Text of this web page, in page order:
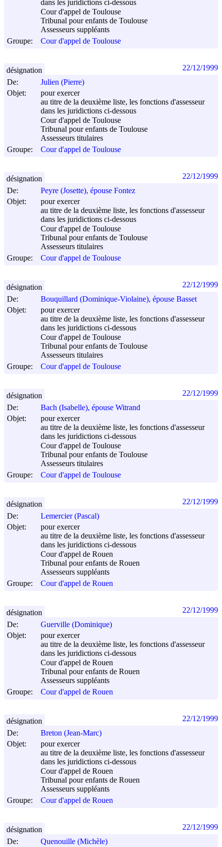
dans les juridictions ci-dessous
Cour d'appel de Toulouse
Tribunal pour enfants de Toulouse
Assesseurs suppléants
Groupe:
Cour d'appel de Toulouse
De:
Julien (Pierre)
Objet:
pour exercer
au titre de la deuxième liste, les fonctions d'assesseur
dans les juridictions ci-dessous
Cour d'appel de Toulouse
Tribunal pour enfants de Toulouse
Assesseurs titulaires
Groupe:
Cour d'appel de Toulouse
désignation 22/12/1999
De:
Peyre (Josette), épouse Fontez
Objet:
pour exercer
au titre de la deuxième liste, les fonctions d'assesseur
dans les juridictions ci-dessous
Cour d'appel de Toulouse
Tribunal pour enfants de Toulouse
Assesseurs titulaires
Groupe:
Cour d'appel de Toulouse
désignation 22/12/1999
De:
Bouquillard (Dominique-Violaine), épouse Basset
Objet:
pour exercer
au titre de la deuxième liste, les fonctions d'assesseur
dans les juridictions ci-dessous
Cour d'appel de Toulouse
Tribunal pour enfants de Toulouse
Assesseurs titulaires
Groupe:
Cour d'appel de Toulouse
désignation 22/12/1999
De:
Bach (Isabelle), épouse Witrand
Objet:
pour exercer
au titre de la deuxième liste, les fonctions d'assesseur
dans les juridictions ci-dessous
Cour d'appel de Toulouse
Tribunal pour enfants de Toulouse
Assesseurs titulaires
Groupe:
Cour d'appel de Toulouse
désignation 22/12/1999
De:
Lemercier (Pascal)
Objet:
pour exercer
au titre de la deuxième liste, les fonctions d'assesseur
dans les juridictions ci-dessous
Cour d'appel de Rouen
Tribunal pour enfants de Rouen
Assesseurs suppléants
Groupe:
Cour d'appel de Rouen
désignation 22/12/1999
De:
Guerville (Dominique)
Objet:
pour exercer
au titre de la deuxième liste, les fonctions d'assesseur
dans les juridictions ci-dessous
Cour d'appel de Rouen
Tribunal pour enfants de Rouen
Assesseurs suppléants
Groupe:
Cour d'appel de Rouen
désignation 22/12/1999
De:
Breton (Jean-Marc)
Objet:
pour exercer
au titre de la deuxième liste, les fonctions d'assesseur
dans les juridictions ci-dessous
Cour d'appel de Rouen
Tribunal pour enfants de Rouen
Assesseurs suppléants
Groupe:
Cour d'appel de Rouen
désignation 22/12/1999
De:
Quenouille (Michèle)
désignation 22/12/1999